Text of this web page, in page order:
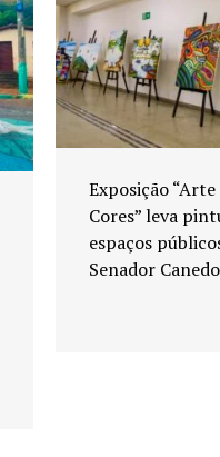
Exposição “Arte
Cores” leva
espaços públicos
Senador Canedo